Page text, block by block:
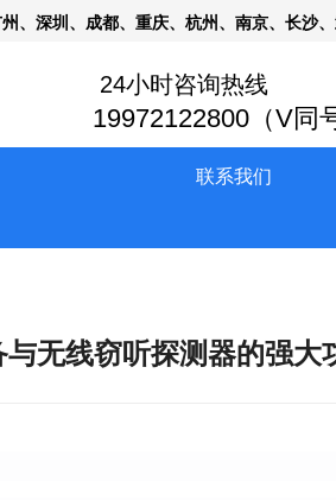
24小时咨询热线
19972122800（V
、深圳、成都、重庆、杭州、南京、长沙
联系我们
无线窃听探测器的强大